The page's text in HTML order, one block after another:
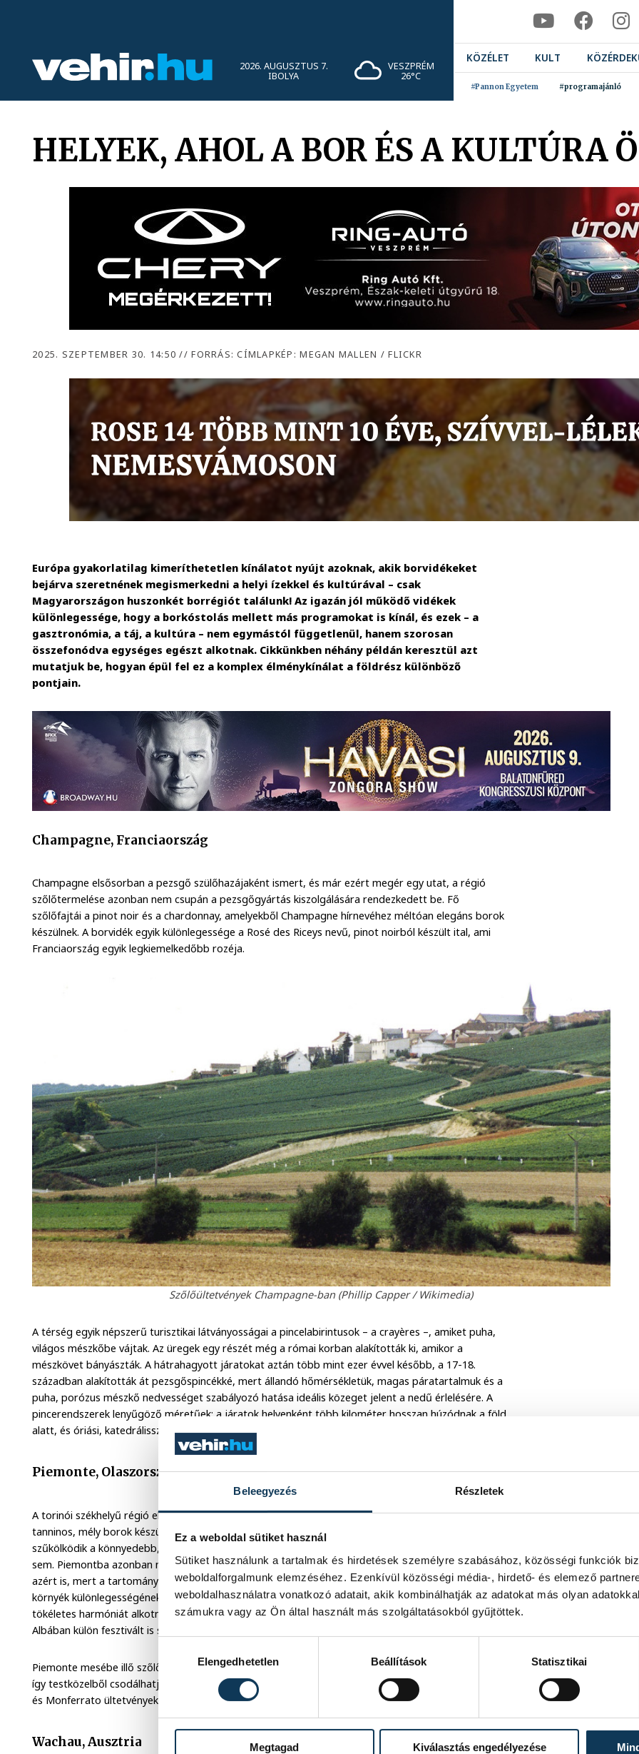
Beleegyezés Részletek
Ez a weboldal sütiket használ
Sütiket használunk a tartalmak és hirdetések személyre szabásához, közösségi funkciók
weboldalforgalmunk elemzéséhez. Ezenkívül közösségi média-, hirdető- és elemező
weboldalhasználatra vonatkozó adatait, akik kombinálhatják az adatokat más olyan
számukra vagy az Ön által használt más szolgáltatásokból gyűjtöttek.
Elengedhetetlen
Beállítások Statisztikai
Megtagad Kiválasztás engedélyezése
2026. AUGUSZTUS 7.
IBOLYA
VESZPRÉM
26°C
KÖZÉLET KULT
#Pannon Egyetem #programajánló
HELYEK, AHOL A BOR ÉS A KULTÚRA
2025. SZEPTEMBER 30. 14:50// FORRÁS: CÍMLAPKÉP: MEGAN MALLEN / FLICKR
Európa gyakorlatilag kimeríthetetlen kínálatot nyújt azoknak, akik borvidékeket
bejárva szeretnének megismerkedni a helyi ízekkel és kultúrával – csak
Magyarországon huszonkét borrégiót találunk! Az igazán jól működő vidékek
különlegessége, hogy a borkóstolás mellett más programokat is kínál, és ezek – a
gasztronómia, a táj, a kultúra – nem egymástól függetlenül, hanem szorosan
összefonódva egységes egészt alkotnak. Cikkünkben néhány példán keresztül azt
mutatjuk be, hogyan épül fel ez a komplex élménykínálat a földrész különböző
pontjain.
Champagne, Franciaország
Champagne elsősorban a pezsgő szülőhazájaként ismert, és már ezért megér egy utat, a régió
szőlőtermelése azonban nem csupán a pezsgőgyártás kiszolgálására rendezkedett be. Fő
szőlőfajtái a pinot noir és a chardonnay, amelyekből Champagne hírnevéhez méltóan elegáns borok
készülnek. A borvidék egyik különlegessége a Rosé des Riceys nevű, pinot noirból készült ital, ami
Franciaország egyik legkiemelkedőbb rozéja.
Szőlőültetvények Champagne-ban (Phillip Capper / Wikimedia)
A térség egyik népszerű turisztikai látványosságai a pincelabirintusok – a crayères –, amiket puha,
világos mészkőbe vájtak. Az üregek egy részét még a római korban alakították ki, amikor a
mészkövet bányászták. A hátrahagyott járatokat aztán több mint ezer évvel később, a 17-18.
században alakították át pezsgőspincékké, mert állandó hőmérsékletük, magas páratartalmuk és a
puha, porózus mészkő nedvességet szabályozó hatása ideális közeget jelent a nedű érlelésére. A
pincerendszerek lenyűgöző méretűek: a járatok helyenként több kilométer hosszan húzódnak a föld
alatt, és óriási, katedrálisszerű csarnokokban kapcsolódnak össze.
Piemonte, Olaszország
A torinói székhelyű régió elsődleges szőlőfajtája a nebbiolo, amelyből olyan hosszú érlelésű,
tanninos, mély borok készülnek, mint a világhírű Barolo és a Barbaresco, a térség azonban nem
szűkölködik a könnyedebb, gyümölcsösebb vörösborokban és a kifejezetten édes, illatos italokban
sem. Piemontba azonban nemcsak a kiváló minőségű borok miatt érdemes ellátogatni, hanem
azért is, mert a tartomány komplex gasztronómiai élményt kínál, amelyben a húsos ételek, a
környék különlegességének számító fehér szarvasgomba és a szőlőből készült finom italok
tökéletes harmóniát alkotnak. A szarvasgomba olyannyira fontos része a helyi kultúrának, hogy
Albában külön fesztivált is szentelnek neki.
Piemonte mesébe illő szőlőskertjei között kerékpáros és turistautak biztosítanak összeköttetést,
így testközelből csodálhatjuk meg az UNESCO által a világörökség részének elismert Langhe-Roero
és Monferrato ültetvényeket.
Wachau, Ausztria